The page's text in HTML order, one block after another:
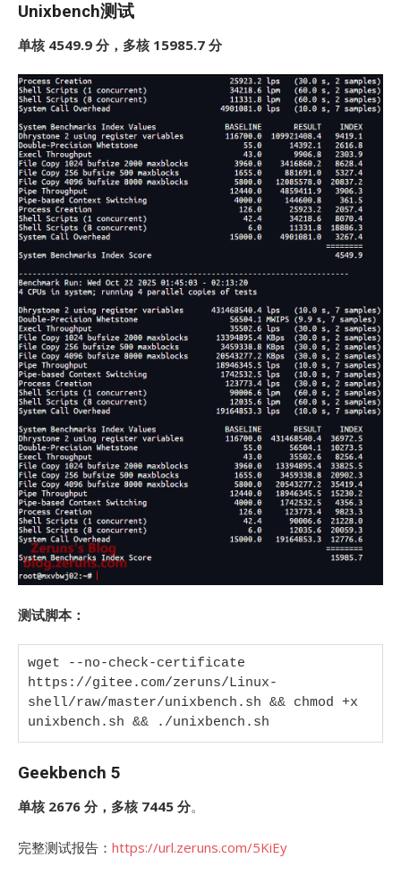
Unixbench测试
单核 4549.9 分，多核 15985.7 分
测试脚本：
wget --no-check-certificate
https://gitee.com/zeruns/Linux-
shell/raw/master/unixbench.sh && chmod +x
unixbench.sh && ./unixbench.sh
Geekbench 5
单核 2676 分，多核 7445 分。
完整测试报告： https://url.zeruns.com/5KiEy